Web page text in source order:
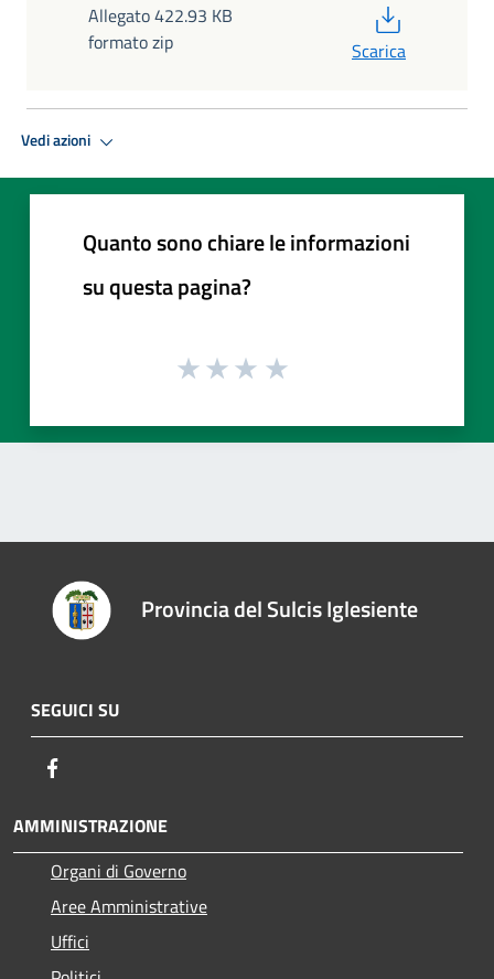
Allegato 422.93 KB
formato zip
Scarica
Vedi azioni
Quanto sono chiare le informazioni
su questa pagina?
Provincia del Sulcis Iglesiente
SEGUICI SU
AMMINISTRAZIONE
Organi di Governo
Aree Amministrative
Uffici